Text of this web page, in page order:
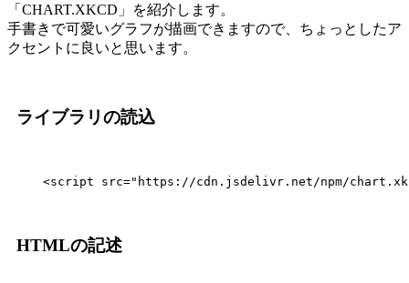
「CHART.XKCD」を紹介します。
手書きで可愛いグラフが描画できますので、ちょっとしたア
クセントに良いと思います。
ライブラリの読込
HTMLの記述